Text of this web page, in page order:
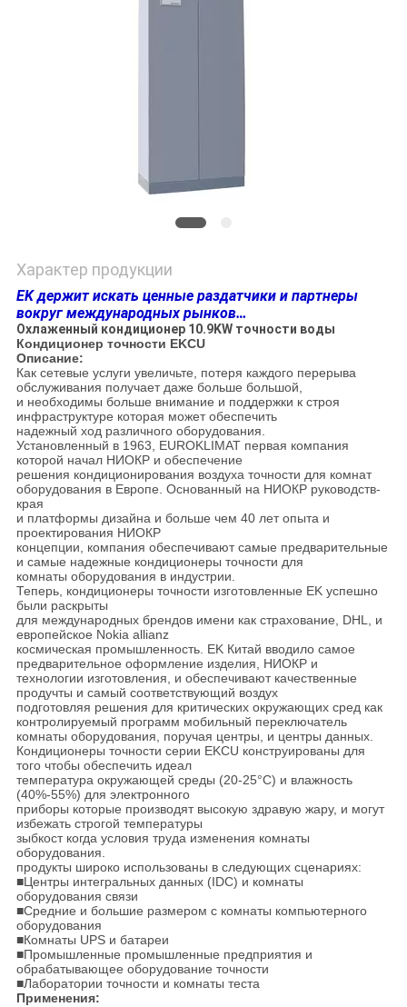
Характер продукции
EK держит искать ценные раздатчики и партнеры
вокруг международных рынков…
Охлаженный кондиционер 10.9KW точности воды
Кондиционер точности EKCU
Описание:
Как сетевые услуги увеличьте, потеря каждого перерыва
обслуживания получает даже больше большой,
и необходимы больше внимание и поддержки к строя
инфраструктуре которая может обеспечить
надежный ход различного оборудования.
Установленный в 1963, EUROKLIMAT первая компания
которой начал НИОКР и обеспечение
решения кондиционирования воздуха точности для комнат
оборудования в Европе. Основанный на НИОКР руководств-
края
и платформы дизайна и больше чем 40 лет опыта и
проектирования НИОКР
концепции, компания обеспечивают самые предварительные
и самые надежные кондиционеры точности для
комнаты оборудования в индустрии.
Теперь, кондиционеры точности изготовленные EK успешно
были раскрыты
для международных брендов имени как страхование, DHL, и
европейское Nokia allianz
космическая промышленность. EK Китай вводило самое
предварительное оформление изделия, НИОКР и
технологии изготовления, и обеспечивают качественные
продучты и самый соответствующий воздух
подготовляя решения для критических окружающих сред как
контролируемый программ мобильный переключатель
комнаты оборудования, поручая центры, и центры данных.
Кондиционеры точности серии EKCU конструированы для
того чтобы обеспечить идеал
температура окружающей среды (20-25°C) и влажность
(40%-55%) для электронного
приборы которые производят высокую здравую жару, и могут
избежать строгой температуры
зыбкост когда условия труда изменения комнаты
оборудования.
продукты широко использованы в следующих сценариях:
■Центры интегральных данных (IDC) и комнаты
оборудования связи
■Средние и большие размером с комнаты компьютерного
оборудования
■Комнаты UPS и батареи
■Промышленные промышленные предприятия и
обрабатывающее оборудование точности
■Лаборатории точности и комнаты теста
Применения: